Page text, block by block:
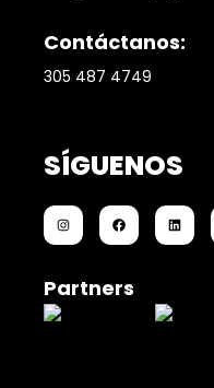
Contáctanos:
305 487 4749
SÍGUENOS
Partners